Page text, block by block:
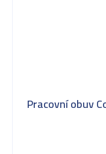
Pracovní obuv